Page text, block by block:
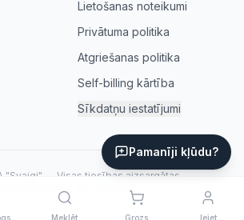
Meklēt Grozs Ieiet
Pamanīji kļūdu?
Lietošanas noteikumi
Privātuma politika
Atgriešanas politika
Self-billing kārtība
Sīkdatņu iestatījumi
"Svaigi" — Visas tiesības aizsargātas
· +371 20031552